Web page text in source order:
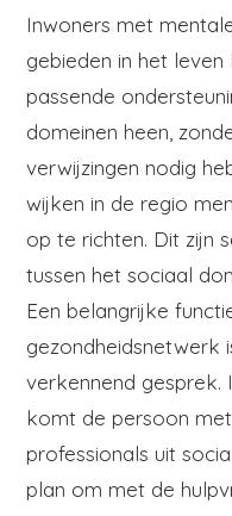
Inwoners met
gebieden in het
passende
domeinen heen,
verwijzingen nodig
wijken in de regio
op te richten. Dit zijn
tussen het sociaal
Een belangrijke
gezondheidsnetwerk
verkennend gesprek.
komt de persoon
professionals uit
plan om met de